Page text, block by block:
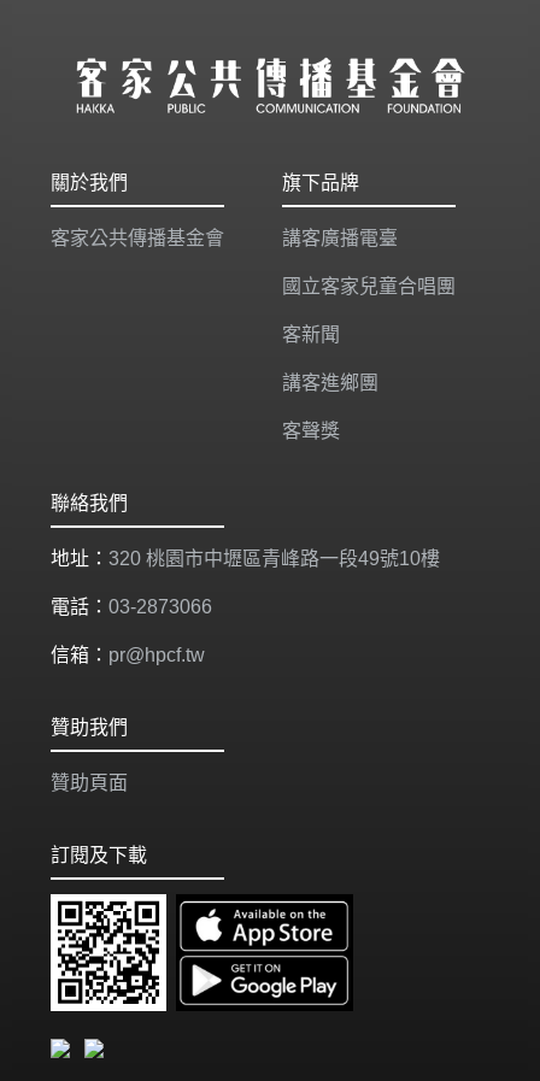
關於我們
客家公共傳播基金會
旗下品牌
講客廣播電臺
國立客家兒童合唱團
客新聞
講客進鄉團
客聲獎
聯絡我們
地址： 320 桃園市中壢區青峰路一段49號10樓
電話： 03-2873066
信箱： pr@hpcf.tw
贊助我們
贊助頁面
訂閱及下載